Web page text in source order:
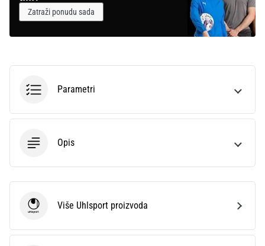
Zatraži ponudu sada
Parametri
Opis
UhlsportViše Uhlsport proizvoda